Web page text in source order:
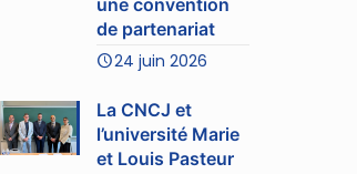
de partenariat
24 juin 2026
La CNCJ et
l’université Marie
et Louis Pasteur